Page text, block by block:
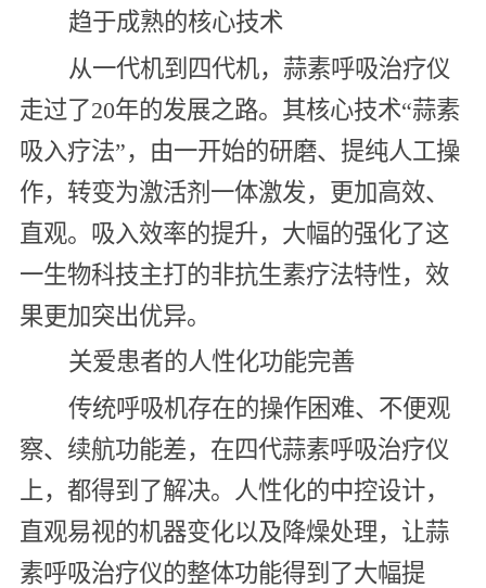
趋于成熟的核心技术
从一代机到四代机，蒜素呼吸治疗仪
走过了20年的发展之路。其核心技术“蒜素
吸入疗法”，由一开始的研磨、提纯人工操
作，转变为激活剂一体激发，更加高效、
直观。吸入效率的提升，大幅的强化了这
一生物科技主打的非抗生素疗法特性，效
果更加突出优异。
关爱患者的人性化功能完善
传统呼吸机存在的操作困难、不便观
察、续航功能差，在四代蒜素呼吸治疗仪
上，都得到了解决。人性化的中控设计，
直观易视的机器变化以及降燥处理，让蒜
素呼吸治疗仪的整体功能得到了大幅提